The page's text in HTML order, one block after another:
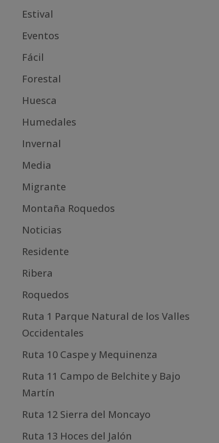
Estival
Eventos
Fácil
Forestal
Huesca
Humedales
Invernal
Media
Migrante
Montaña Roquedos
Noticias
Residente
Ribera
Roquedos
Ruta 1 Parque Natural de los Valles
Occidentales
Ruta 10 Caspe y Mequinenza
Ruta 11 Campo de Belchite y Bajo
Martín
Ruta 12 Sierra del Moncayo
Ruta 13 Hoces del Jalón